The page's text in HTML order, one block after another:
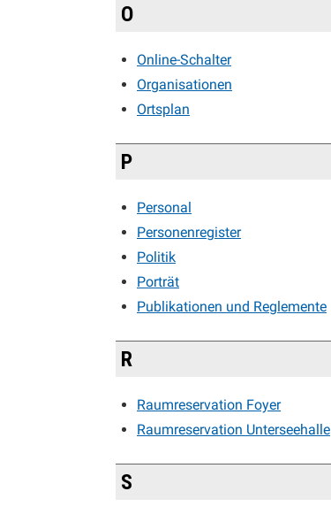
O
Online-Schalter
Organisationen
Ortsplan
P
Personal
Personenregister
Politik
Porträt
Publikationen und Reglemente
R
Raumreservation Foyer
Raumreservation Unterseehalle
S